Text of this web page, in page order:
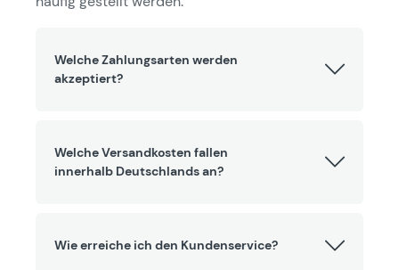
Welche Zahlungsarten werden
akzeptiert?
Welche Versandkosten fallen
innerhalb Deutschlands an?
Wie erreiche ich den Kundenservice?